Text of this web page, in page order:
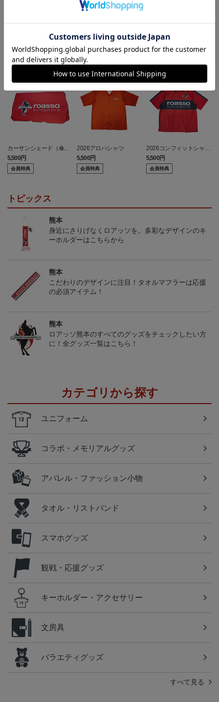
カーサンシェード（傘
型）
5,500円
会員特典
2026アロハシャツ
5,500円
会員特典
2026コンフィットシャツ
（襟付き）
5,500円
会員特典
トピックス
熊本
身近にさりげなくロアッソを。多彩なデザインのキ
ーホルダーはこちらから
熊本
こだわりのデザインに注目！タオルマフラーは応援
の必須アイテム！
熊本
ロアッソ熊本のすべてのグッズをチェックしたい方
に！全グッズ一覧はこちら！
カテゴリから探す
ユニフォーム
コラボ・メモリアルグッズ
アパレル・ファッション小物
タオル・リストバンド
スマホグッズ
観戦・応援グッズ
キーホルダー・アクセサリー
文房具
バラエティグッズ
すべて見る